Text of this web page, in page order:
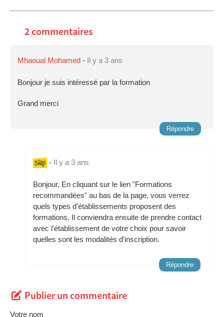
2 commentaires
Mhaoual Mohamed - Il y a 3 ans
Bonjour je suis intéressé par la formation
Grand merci
Répondre
- Il y a 3 ans
Bonjour, En cliquant sur le lien "Formations
recommandées" au bas de la page, vous verrez
quels types d'établissements proposent des
formations. Il conviendra ensuite de prendre contact
avec l'établissement de votre choix pour savoir
quelles sont les modalités d'inscription.
Répondre
Publier un commentaire
Votre nom